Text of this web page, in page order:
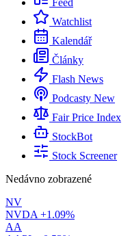
Feed
Watchlist
Kalendář
Články
Flash News
Podcasty New
Fair Price Index
StockBot
Stock Screener
Nedávno zobrazené
NV
NVDA +1.09%
AA